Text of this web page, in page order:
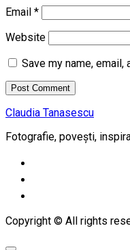
Email *
Website
Save my name,
Claudia Tanasescu
Fotografie, povești,
Copyright © All rights